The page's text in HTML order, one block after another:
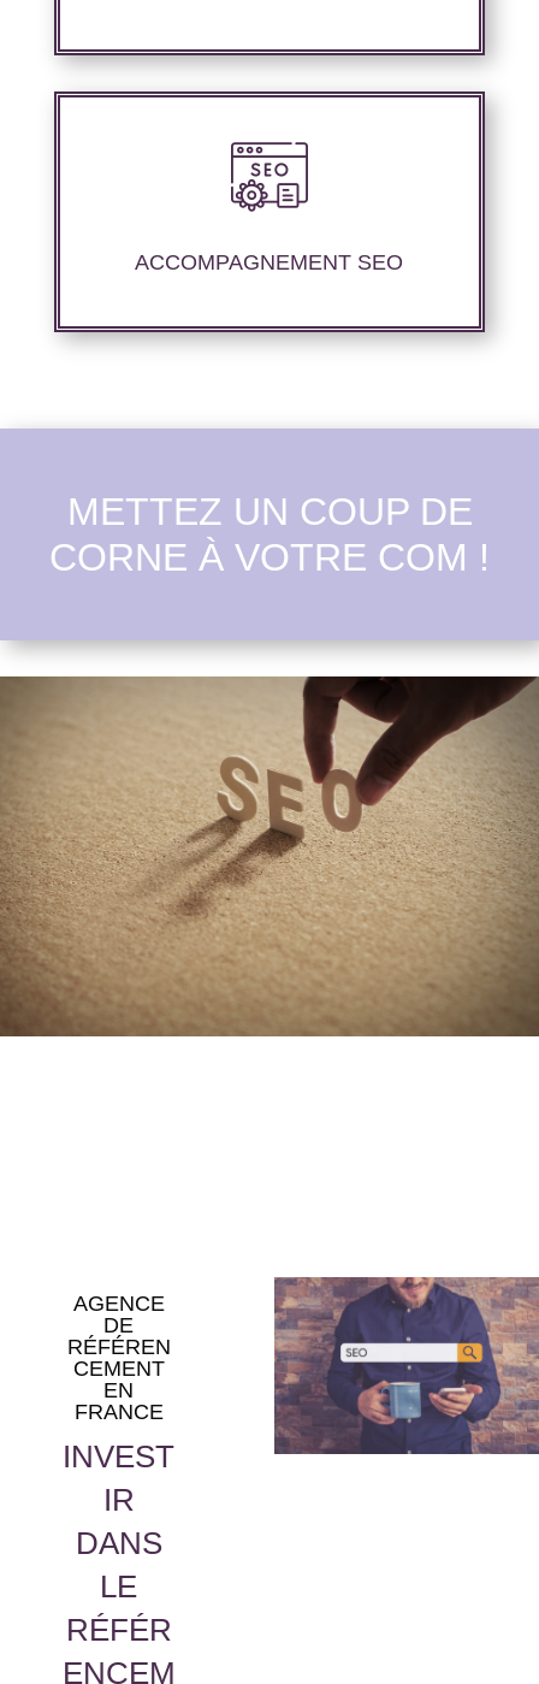
ACCOMPAGNEMENT SEO
Nous offrons un suivi et un rapport de
positionnement détaillé pour vous aider à
nous avons mise en place.
METTEZ UN COUP DE
CORNE À VOTRE COM !
AGENCE
DE
RÉFÉREN
CEMENT
EN
FRANCE
INVEST
IR
DANS
LE
RÉFÉR
ENCEM